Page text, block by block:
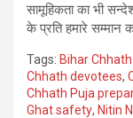
सामूहिकता का भी
के प्रति हमारे सम्मान
Tags: Bihar
Chhath devotees,
Chhath Puja
Ghat safety, Nitin